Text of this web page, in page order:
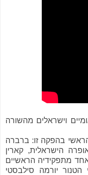
וישראלים מהשורה
בהפקה זו: ברברה
הישראלית, קארין
מתפקידיה הראשיים
הטנור יורמה סילבסטי